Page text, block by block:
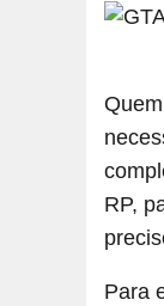
RP,
Para